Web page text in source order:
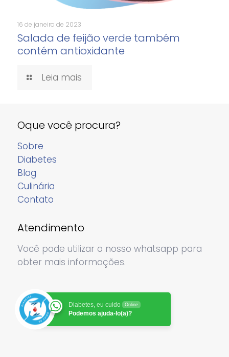
16 de janeiro de 2023
Salada de feijão verde também
contém antioxidante
Leia mais
Oque você procura?
Sobre
Diabetes
Blog
Culinária
Contato
Atendimento
Você pode utilizar o nosso whatsapp para
obter mais informações.
Diabetes, eu cuido Online
Podemos ajuda-lo(a)?